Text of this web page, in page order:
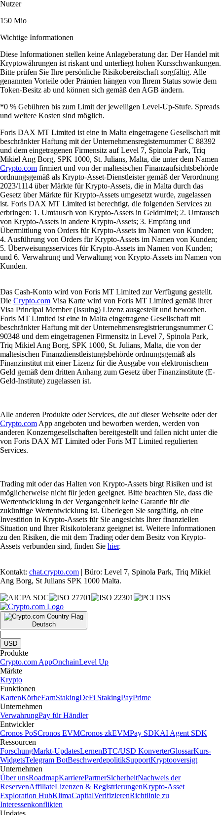
Nutzer
150 Mio
Wichtige Informationen
Diese Informationen stellen keine Anlageberatung dar. Der Handel mit
Kryptowährungen ist riskant und unterliegt hohen Kursschwankungen.
Bitte prüfen Sie Ihre persönliche Risikobereitschaft sorgfältig. Alle
genannten Vorteile oder Prämien hängen von Ihrem Status sowie dem
Token-Besitz ab und können sich gemäß den AGB ändern.
*0 % Gebühren bis zum Limit der jeweiligen Level-Up-Stufe. Spreads
und weitere Kosten sind möglich.
Foris DAX MT Limited ist eine in Malta eingetragene Gesellschaft mit
beschränkter Haftung mit der Unternehmensregisternummer C 88392
und dem eingetragenen Firmensitz auf Level 7, Spinola Park, Triq
Mikiel Ang Borg, SPK 1000, St. Julians, Malta, die unter dem Namen
Crypto.com firmiert und von der maltesischen Finanzaufsichtsbehörde
ordnungsgemäß als Krypto-Asset-Dienstleister gemäß der Verordnung
2023/1114 über Märkte für Krypto-Assets, die in Malta durch das
Gesetz über Märkte für Krypto-Assets umgesetzt wurde, zugelassen
ist. Foris DAX MT Limited ist berechtigt, die folgenden Services zu
erbringen: 1. Umtausch von Krypto-Assets in Geldmittel; 2. Umtausch
von Krypto-Assets in andere Krypto-Assets; 3. Empfang und
Übermittlung von Orders für Krypto-Assets im Namen von Kunden;
4. Ausführung von Orders für Krypto-Assets im Namen von Kunden;
5. Überweisungsservices für Krypto-Assets im Namen von Kunden;
und 6. Verwahrung und Verwaltung von Krypto-Assets im Namen von
Kunden.
Das Cash-Konto wird von Foris MT Limited zur Verfügung gestellt.
Die Crypto.com Visa Karte wird von Foris MT Limited gemäß ihrer
Visa Principal Member (Issuing) Lizenz ausgestellt und beworben.
Foris MT Limited ist eine in Malta eingetragene Gesellschaft mit
beschränkter Haftung mit der Unternehmensregistrierungsnummer C
90348 und dem eingetragenen Firmensitz in Level 7, Spinola Park,
Triq Mikiel Ang Borg, SPK 1000, St. Julians, Malta, die von der
maltesischen Finanzdienstleistungsbehörde ordnungsgemäß als
Finanzinstitut mit einer Lizenz für die Ausgabe von elektronischem
Geld gemäß dem dritten Anhang zum Gesetz über Finanzinstitute (E-
Geld-Institute) zugelassen ist.
Alle anderen Produkte oder Services, die auf dieser Webseite oder der
Crypto.com App angeboten und beworben werden, werden von
anderen Konzerngesellschaften bereitgestellt und fallen nicht unter die
von Foris DAX MT Limited oder Foris MT Limited regulierten
Services.
Trading mit oder das Halten von Krypto-Assets birgt Risiken und ist
möglicherweise nicht für jeden geeignet. Bitte beachten Sie, dass die
Wertentwicklung in der Vergangenheit keine Garantie für die
zukünftige Wertentwicklung ist. Überlegen Sie sorgfältig, ob eine
Investition in Krypto-Assets für Sie angesichts Ihrer finanziellen
Situation und Ihrer Risikotoleranz geeignet ist. Weitere Informationen
zu den Risiken, die mit dem Trading oder dem Besitz von Krypto-
Assets verbunden sind, finden Sie hier.
Kontakt: chat.crypto.com | Büro: Level 7, Spinola Park, Triq Mikiel
Ang Borg, St Julians SPK 1000 Malta.
Deutsch
|
USD
Produkte
Crypto.com AppOnchainLevel Up
Märkte
Krypto
Funktionen
KartenKörbeEarnStakingDeFi StakingPayPrime
Unternehmen
VerwahrungPay für Händler
Entwickler
Cronos PoSCronos EVMCronos zkEVMPay SDKAI Agent SDK
Ressourcen
ForschungMarkt-UpdatesLernenBTC/USD KonverterGlossarKurs-
WidgetsTelegram BotBeschwerdepolitikSupportKryptooversigt
Unternehmen
Über unsRoadmapKarrierePartnerSicherheitNachweis der
ReservenAffiliateLizenzen & RegistrierungenKrypto-Asset
Exploration HubKlimaCapitalVerifizierenRichtlinie zu
Interessenkonflikten
Updates